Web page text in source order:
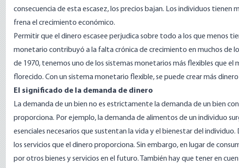
consecuencia de esta escasez, los precios bajan. Los individuos tienen
frena el crecimiento económico.
Permitir que el dinero escasee perjudica sobre todo a los que menos
monetario contribuyó a la falta crónica de crecimiento en muchos de
de 1970, tenemos uno de los sistemas monetarios más flexibles que el
florecido. Con un sistema monetario flexible, se puede crear más
El significado de la demanda de dinero
La demanda de un bien no es estrictamente la demanda de un bien
proporciona. Por ejemplo, la demanda de alimentos de un individuo
esenciales necesarios que sustentan la vida y el bienestar del
los servicios que el dinero proporciona. Sin embargo, en lugar de
por otros bienes y servicios en el futuro. También hay que tener en